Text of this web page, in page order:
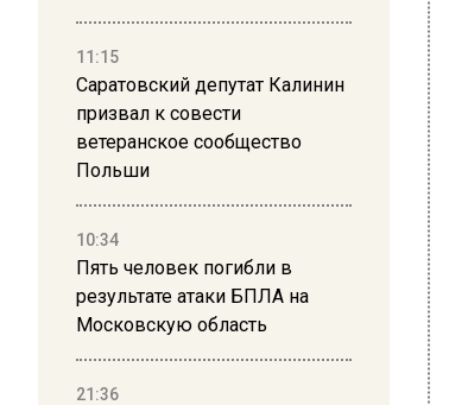
11:15
Саратовский депутат Калинин
призвал к совести
ветеранское сообщество
Польши
10:34
Пять человек погибли в
результате атаки БПЛА на
Московскую область
21:36